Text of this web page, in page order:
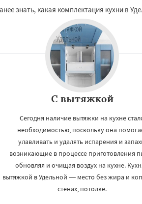
знать, какая комплектация кухни в
С вытяжкой
Сегодня наличие вытяжки на кухне
необходимостью, поскольку она
улавливать и удалять испарения и
возникающие в процессе приготовления
обновляя и очищая воздух на кухне.
вытяжкой в Удельной — место без жира и
стенах, потолке.